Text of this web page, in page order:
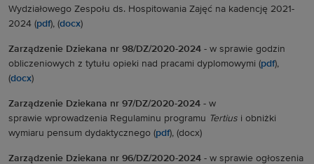
Wydziałowego Zespołu ds. Hospitowania Zajęć na kadencję 2021-
2024 (pdf), (docx)
Zarządzenie Dziekana nr 98/DZ/2020-2024 - w sprawie godzin
obliczeniowych z tytułu opieki nad pracami dyplomowymi (pdf),
(docx)
Zarządzenie Dziekana nr 97/DZ/2020-2024 - w
sprawie wprowadzenia Regulaminu programu Tertius i obniżki
wymiaru pensum dydaktycznego (pdf), (docx)
Zarządzenie Dziekana nr 96/DZ/2020-2024 - w sprawie ogłoszenia